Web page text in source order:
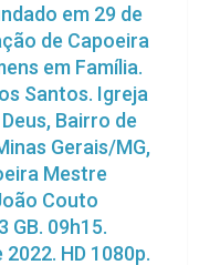
em 29 de
de Capoeira
em Família.
Santos. Igreja
Bairro de
Gerais/MG,
Mestre
Couto
GB. 09h15.
HD 1080p.